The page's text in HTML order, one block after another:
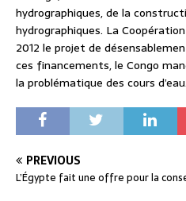
hydrographiques, de la
hydrographiques. La
2012 le projet de
ces financements, le Congo
la problématique des cours d’eau.
PREVIOUS
L’Égypte fait une offre pour la